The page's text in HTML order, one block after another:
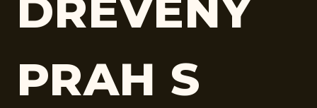
DREVENÝ
PRAH S